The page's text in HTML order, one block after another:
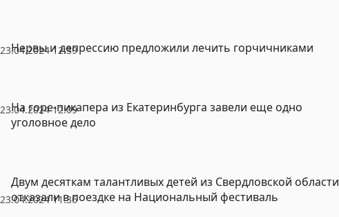
23.04.2024 12:39
Нервы и депрессию предложили лечить горчичниками
23.04.2024 12:09
На горе-пикапера из Екатеринбурга завели еще одно
уголовное дело
23.04.2024 11:36
Двум десяткам талантливых детей из Свердловской области
отказали в поездке на Национальный фестиваль